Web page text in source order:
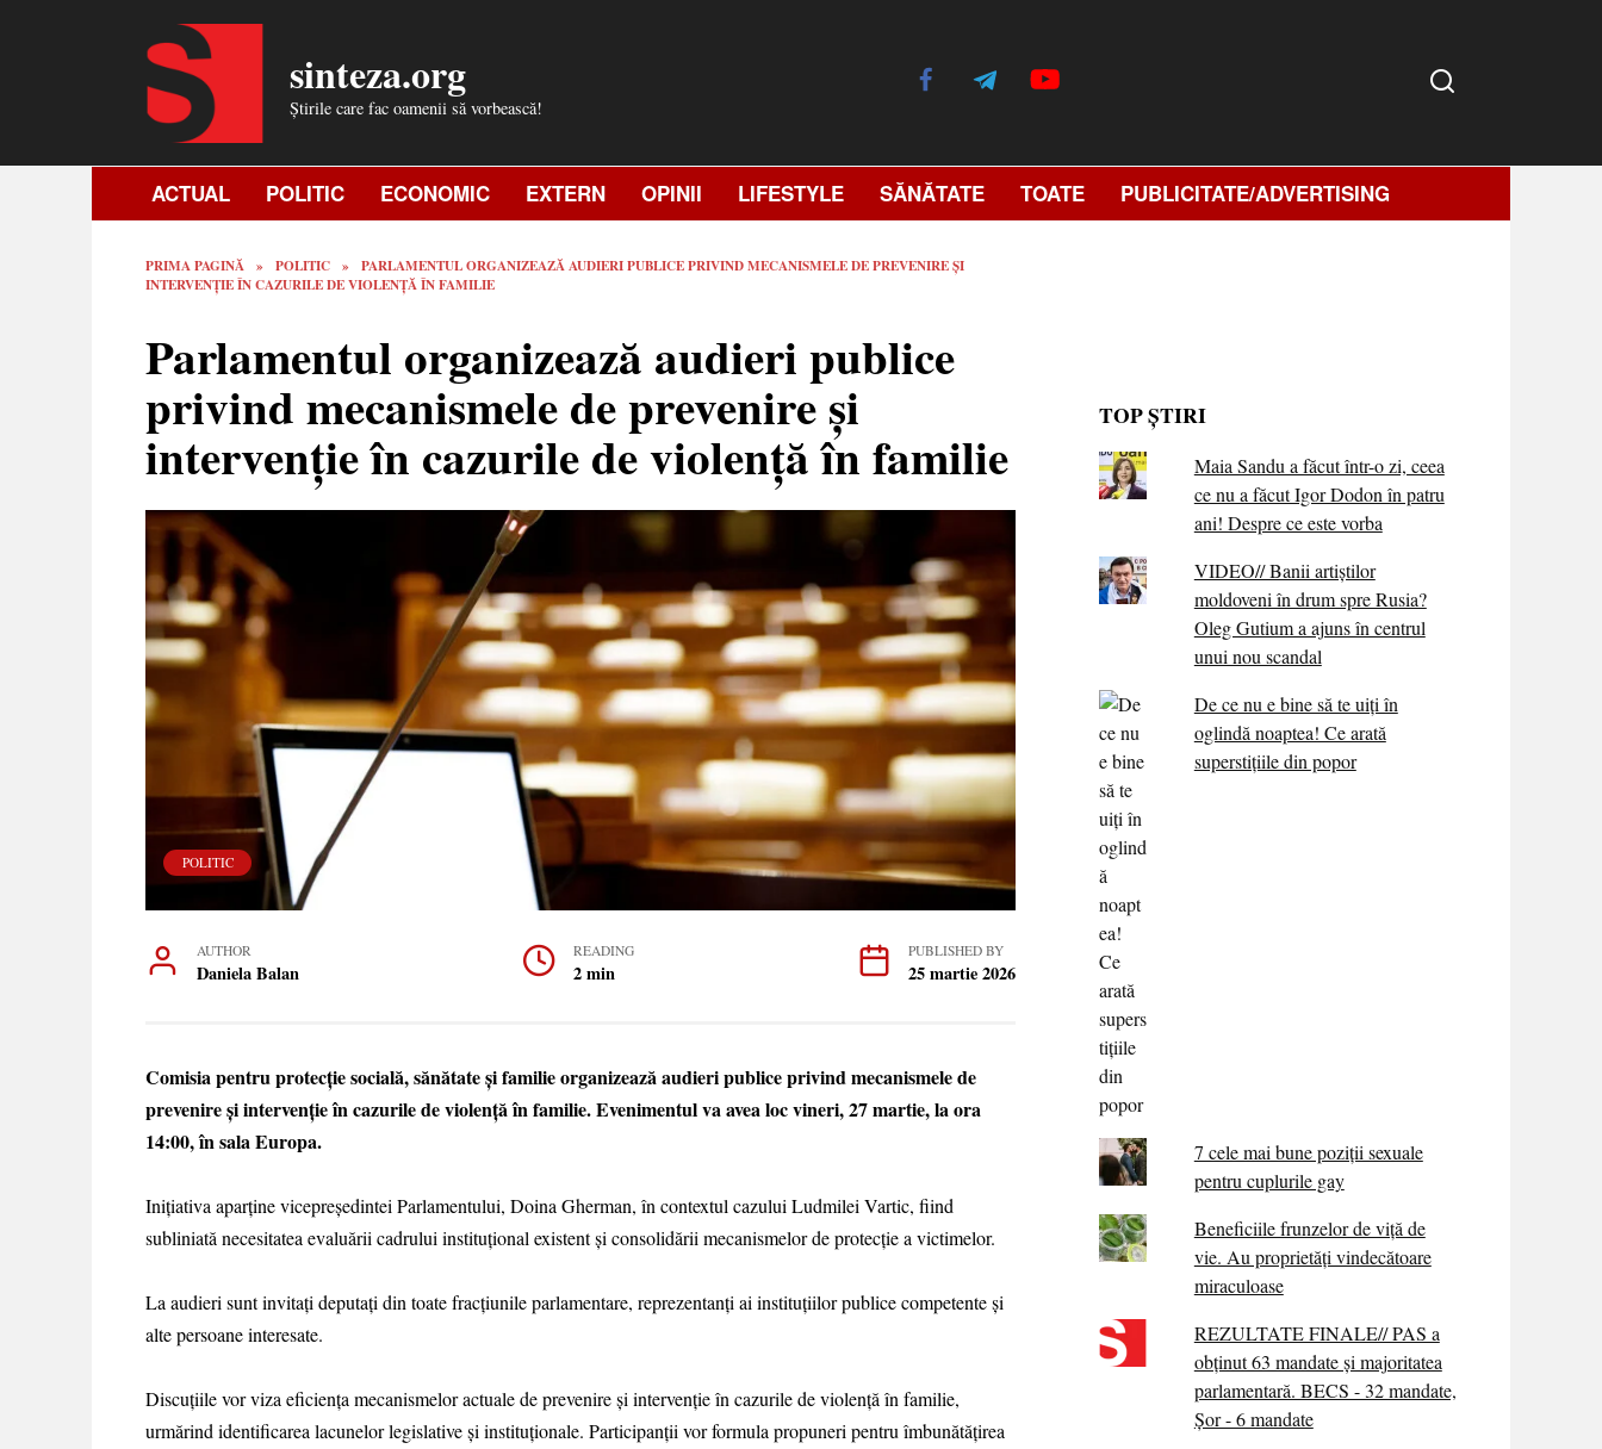
sinteza.org
Știrile care fac oamenii să vorbească!
ACTUAL POLITIC ECONOMIC EXTERN OPINII LIFESTYLE SĂNĂTATE TOATE PUBLICITATE/ADVERTISING
PRIMA PAGINĂ » POLITIC »
PARLAMENTUL ORGANIZEAZĂ AUDIERI PUBLICE PRIVIND MECANISMELE DE PREVENIRE ȘI
INTERVENȚIE ÎN CAZURILE DE VIOLENȚĂ ÎN FAMILIE
Parlamentul organizează audieri publice
privind mecanismele de prevenire și
intervenție în cazurile de violență în familie
POLITIC
AUTHOR
Daniela Balan
READING
2 min
PUBLISHED BY
25 martie 2026
Comisia pentru protecție socială, sănătate și familie organizează audieri publice privind mecanismele de
prevenire și intervenție în cazurile de violență în familie. Evenimentul va avea loc vineri, 27 martie, la ora
14:00, în sala Europa.
Inițiativa aparține vicepreședintei Parlamentului, Doina Gherman, în contextul cazului Ludmilei Vartic, fiind
subliniată necesitatea evaluării cadrului instituțional existent și consolidării mecanismelor de protecție a victimelor.
La audieri sunt invitați deputați din toate fracțiunile parlamentare, reprezentanți ai instituțiilor publice competente și
alte persoane interesate.
Discuțiile vor viza eficiența mecanismelor actuale de prevenire și intervenție în cazurile de violență în familie,
urmărind identificarea lacunelor legislative și instituționale. Participanții vor formula propuneri pentru îmbunătățirea
TOP ȘTIRI
Maia Sandu a făcut într-o zi, ceea
ce nu a făcut Igor Dodon în patru
ani! Despre ce este vorba
VIDEO// Banii artiștilor
moldoveni în drum spre Rusia?
Oleg Gutium a ajuns în centrul
unui nou scandal
De ce nu e bine să te uiți în
oglindă noaptea! Ce arată
superstițiile din popor
7 cele mai bune poziții sexuale
pentru cuplurile gay
Beneficiile frunzelor de viță de
vie. Au proprietăţi vindecătoare
miraculoase
REZULTATE FINALE// PAS a
obținut 63 mandate și majoritatea
parlamentară. BECS - 32 mandate,
Șor - 6 mandate